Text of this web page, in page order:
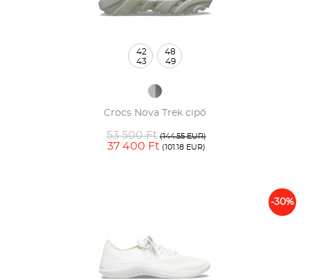
Crocs Nova Trek cipő
53 500 Ft (144.55 EUR)
37 400 Ft (101.18 EUR)
42
43
48
49
-30%